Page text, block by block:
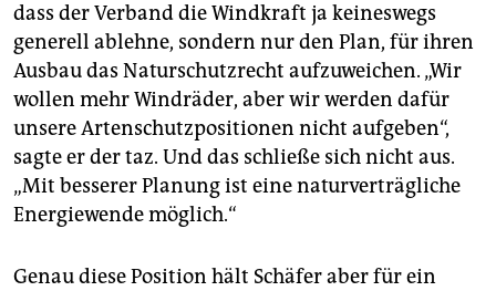
dass der Verband die Windkraft ja keineswegs
generell ablehne, sondern nur den Plan, für ihren
Ausbau das Naturschutzrecht aufzuweichen. „Wir
wollen mehr Windräder, aber wir werden dafür
unsere Artenschutzpositionen nicht aufgeben“,
sagte er der taz. Und das schließe sich nicht aus.
„Mit besserer Planung ist eine naturverträgliche
Energiewende möglich.“
Genau diese Position hält Schäfer aber für ein